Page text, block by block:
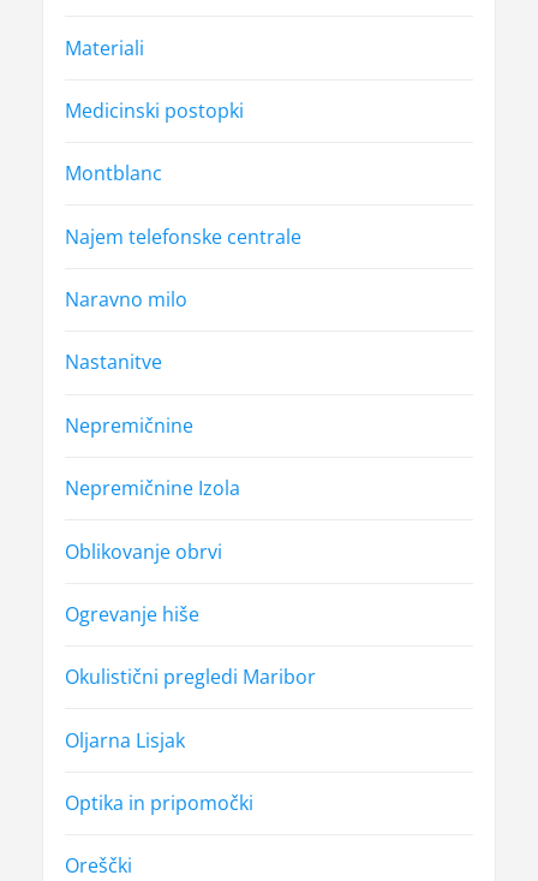
Materiali
Medicinski postopki
Montblanc
Najem telefonske centrale
Naravno milo
Nastanitve
Nepremičnine
Nepremičnine Izola
Oblikovanje obrvi
Ogrevanje hiše
Okulistični pregledi Maribor
Oljarna Lisjak
Optika in pripomočki
Oreščki